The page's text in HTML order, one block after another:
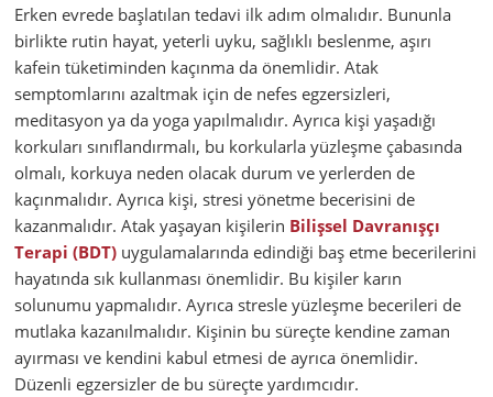
Erken evrede başlatılan tedavi ilk adım olmalıdır. Bununla
birlikte rutin hayat, yeterli uyku, sağlıklı beslenme, aşırı
kafein tüketiminden kaçınma da önemlidir. Atak
semptomlarını azaltmak için de nefes egzersizleri,
meditasyon ya da yoga yapılmalıdır. Ayrıca kişi yaşadığı
korkuları sınıflandırmalı, bu korkularla yüzleşme çabasında
olmalı, korkuya neden olacak durum ve yerlerden de
kaçınmalıdır. Ayrıca kişi, stresi yönetme becerisini de
kazanmalıdır. Atak yaşayan kişilerin Bilişsel Davranışçı
Terapi (BDT) uygulamalarında edindiği baş etme becerilerini
hayatında sık kullanması önemlidir. Bu kişiler karın
solunumu yapmalıdır. Ayrıca stresle yüzleşme becerileri de
mutlaka kazanılmalıdır. Kişinin bu süreçte kendine zaman
ayırması ve kendini kabul etmesi de ayrıca önemlidir.
Düzenli egzersizler de bu süreçte yardımcıdır.